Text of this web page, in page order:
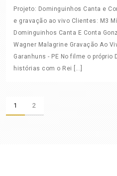
Projeto: Dominguinhos Canta e
e gravação ao vivo Clientes: M3
Dominguinhos Canta E Conta
Wagner Malagrine Gravação Ao
Garanhuns - PE No filme o
histórias com o Rei [...]
1 2